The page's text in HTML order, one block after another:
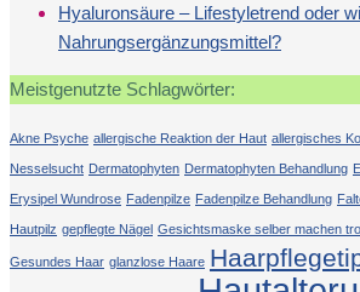
Hyaluronsäure – Lifestyletrend oder
Nahrungsergänzungsmittel?
Meistgenutzte Schlagwörter:
Akne Psyche allergische Reaktion der Haut allergisches
Nesselsucht Dermatophyten Dermatophyten Behandlung
Erysipel Wundrose Fadenpilze Fadenpilze Behandlung
Hautpilz gepflegte Nägel Gesichtsmaske selber machen
Gesundes Haar glanzlose Haare